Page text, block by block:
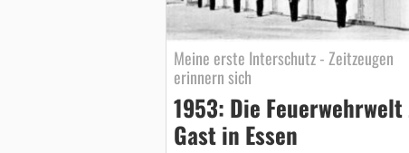
Meine erste Interschutz - Zeitzeugen
erinnern sich
1953: Die Feuerwehrwelt
Gast in Essen